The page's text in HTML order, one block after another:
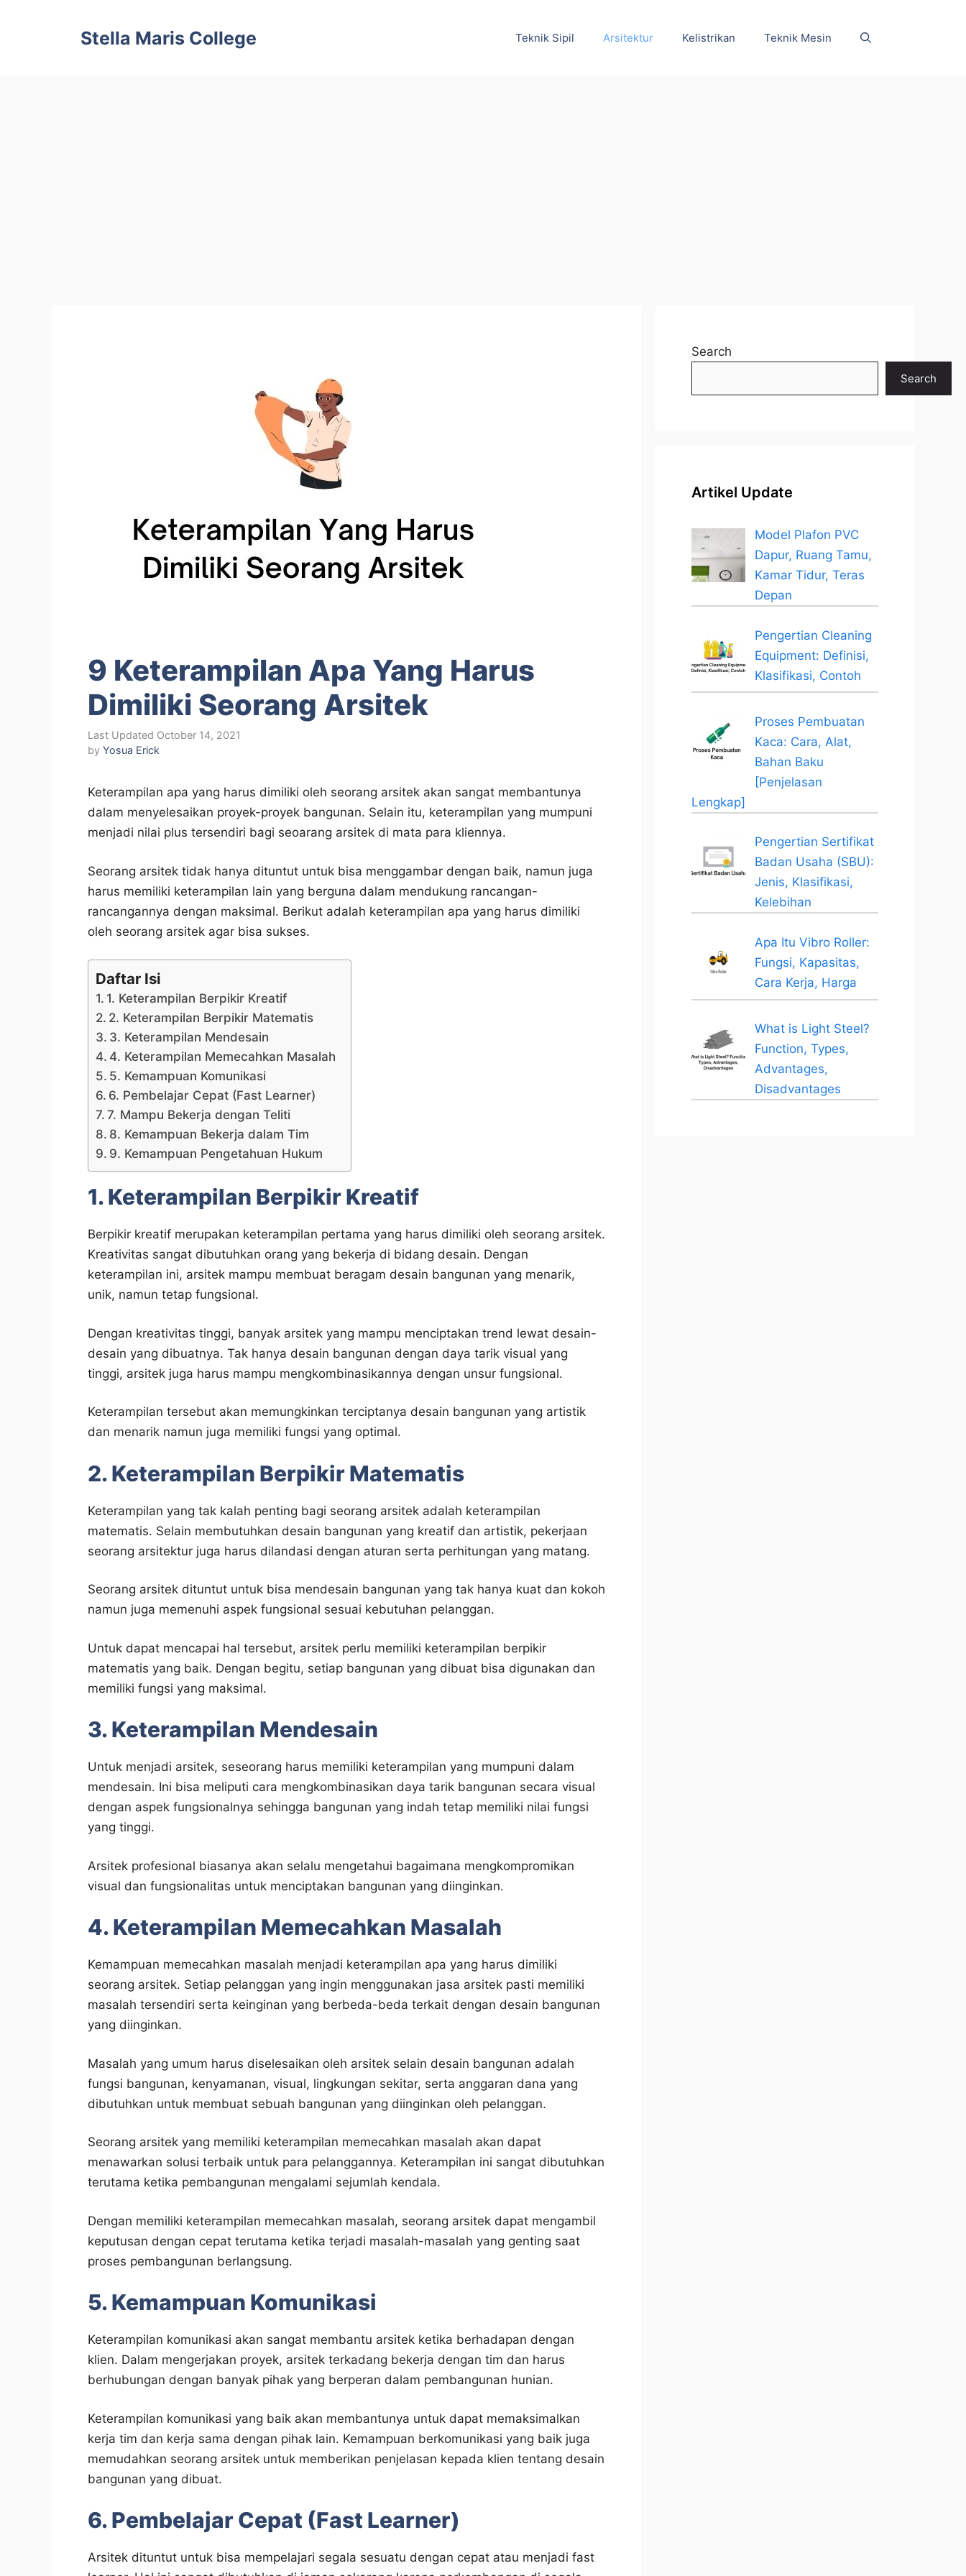
Stella Maris College Teknik Sipil Arsitektur Kelistrikan Teknik Mesin
9 Keterampilan Apa Yang Harus
Dimiliki Seorang Arsitek
October 14, 2021
by Yosua Erick
Keterampilan apa yang harus dimiliki oleh seorang arsitek akan sangat membantunya
dalam menyelesaikan proyek-proyek bangunan. Selain itu, keterampilan yang mumpuni
menjadi nilai plus tersendiri bagi seoarang arsitek di mata para kliennya.
Seorang arsitek tidak hanya dituntut untuk bisa menggambar dengan baik, namun juga
harus memiliki keterampilan lain yang berguna dalam mendukung rancangan-
rancangannya dengan maksimal. Berikut adalah keterampilan apa yang harus dimiliki
oleh seorang arsitek agar bisa sukses.
Daftar Isi
1. Keterampilan Berpikir Kreatif
2. Keterampilan Berpikir Matematis
3. Keterampilan Mendesain
4. Keterampilan Memecahkan Masalah
5. Kemampuan Komunikasi
6. Pembelajar Cepat (Fast Learner)
7. Mampu Bekerja dengan Teliti
8. Kemampuan Bekerja dalam Tim
9. Kemampuan Pengetahuan Hukum
1. Keterampilan Berpikir Kreatif
Berpikir kreatif merupakan keterampilan pertama yang harus dimiliki oleh seorang arsitek.
Kreativitas sangat dibutuhkan orang yang bekerja di bidang desain. Dengan
keterampilan ini, arsitek mampu membuat beragam desain bangunan yang menarik,
unik, namun tetap fungsional.
Dengan kreativitas tinggi, banyak arsitek yang mampu menciptakan trend lewat desain-
desain yang dibuatnya. Tak hanya desain bangunan dengan daya tarik visual yang
tinggi, arsitek juga harus mampu mengkombinasikannya dengan unsur fungsional.
Keterampilan tersebut akan memungkinkan terciptanya desain bangunan yang artistik
dan menarik namun juga memiliki fungsi yang optimal.
2. Keterampilan Berpikir Matematis
Keterampilan yang tak kalah penting bagi seorang arsitek adalah keterampilan
matematis. Selain membutuhkan desain bangunan yang kreatif dan artistik, pekerjaan
seorang arsitektur juga harus dilandasi dengan aturan serta perhitungan yang matang.
Seorang arsitek dituntut untuk bisa mendesain bangunan yang tak hanya kuat dan kokoh
namun juga memenuhi aspek fungsional sesuai kebutuhan pelanggan.
Untuk dapat mencapai hal tersebut, arsitek perlu memiliki keterampilan berpikir
matematis yang baik. Dengan begitu, setiap bangunan yang dibuat bisa digunakan dan
memiliki fungsi yang maksimal.
3. Keterampilan Mendesain
Untuk menjadi arsitek, seseorang harus memiliki keterampilan yang mumpuni dalam
mendesain. Ini bisa meliputi cara mengkombinasikan daya tarik bangunan secara visual
dengan aspek fungsionalnya sehingga bangunan yang indah tetap memiliki nilai fungsi
yang tinggi.
Arsitek profesional biasanya akan selalu mengetahui bagaimana mengkompromikan
visual dan fungsionalitas untuk menciptakan bangunan yang diinginkan.
4. Keterampilan Memecahkan Masalah
Kemampuan memecahkan masalah menjadi keterampilan apa yang harus dimiliki
seorang arsitek. Setiap pelanggan yang ingin menggunakan jasa arsitek pasti memiliki
masalah tersendiri serta keinginan yang berbeda-beda terkait dengan desain bangunan
yang diinginkan.
Masalah yang umum harus diselesaikan oleh arsitek selain desain bangunan adalah
fungsi bangunan, kenyamanan, visual, lingkungan sekitar, serta anggaran dana yang
dibutuhkan untuk membuat sebuah bangunan yang diinginkan oleh pelanggan.
Seorang arsitek yang memiliki keterampilan memecahkan masalah akan dapat
menawarkan solusi terbaik untuk para pelanggannya. Keterampilan ini sangat dibutuhkan
terutama ketika pembangunan mengalami sejumlah kendala.
Dengan memiliki keterampilan memecahkan masalah, seorang arsitek dapat mengambil
keputusan dengan cepat terutama ketika terjadi masalah-masalah yang genting saat
proses pembangunan berlangsung.
5. Kemampuan Komunikasi
Keterampilan komunikasi akan sangat membantu arsitek ketika berhadapan dengan
klien. Dalam mengerjakan proyek, arsitek terkadang bekerja dengan tim dan harus
berhubungan dengan banyak pihak yang berperan dalam pembangunan hunian.
Keterampilan komunikasi yang baik akan membantunya untuk dapat memaksimalkan
kerja tim dan kerja sama dengan pihak lain. Kemampuan berkomunikasi yang baik juga
memudahkan seorang arsitek untuk memberikan penjelasan kepada klien tentang desain
bangunan yang dibuat.
6. Pembelajar Cepat (Fast Learner)
Arsitek dituntut untuk bisa mempelajari segala sesuatu dengan cepat atau menjadi fast
Search
Search
Artikel Update
Model Plafon PVC
Dapur, Ruang Tamu,
Kamar Tidur, Teras
Depan
Pengertian Cleaning
Equipment: Definisi,
Klasifikasi, Contoh
Proses Pembuatan
Kaca: Cara, Alat,
Bahan Baku
[Penjelasan
Lengkap]
Pengertian Sertifikat
Badan Usaha (SBU):
Jenis, Klasifikasi,
Kelebihan
Apa Itu Vibro Roller:
Fungsi, Kapasitas,
Cara Kerja, Harga
What is Light Steel?
Function, Types,
Advantages,
Disadvantages